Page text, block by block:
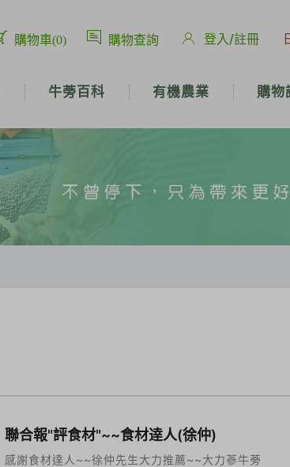
購物車(0) 購物查詢 登入/註冊
牛蒡百科 有機農業 購物
聯合報"評食材"~~食材逹人(徐仲)
感謝食材達人~~徐仲先生大力推薦~~大力蔘牛蒡